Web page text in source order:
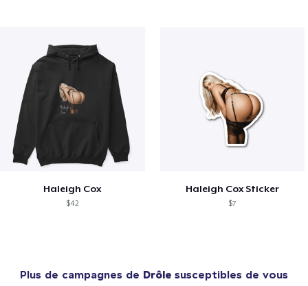
Haleigh Cox
$42
Haleigh Cox Sticker
$7
Plus de campagnes de Drôle susceptibles de vous